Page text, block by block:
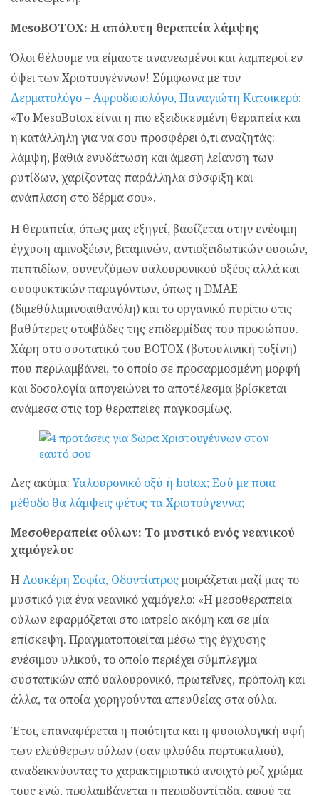
MesoBOTOX: Η απόλυτη θεραπεία λάμψης
Όλοι θέλουμε να είμαστε ανανεωμένοι και λαμπεροί εν
όψει των Χριστουγέννων! Σύμφωνα με τον
Δερματολόγο – Αφροδισιολόγο, Παναγιώτη Κατσικερό:
«Το MesoBotox είναι η πιο εξειδικευμένη θεραπεία και
η κατάλληλη για να σου προσφέρει ό,τι αναζητάς:
λάμψη, βαθιά ενυδάτωση και άμεση λείανση των
ρυτίδων, χαρίζοντας παράλληλα σύσφιξη και
ανάπλαση στο δέρμα σου».
Η θεραπεία, όπως μας εξηγεί, βασίζεται στην ενέσιμη
έγχυση αμινοξέων, βιταμινών, αντιοξειδωτικών ουσιών,
πεπτιδίων, συνενζύμων υαλουρονικού οξέος αλλά και
συσφυκτικών παραγόντων, όπως η DMAE
(διμεθύλαμινοαιθανόλη) και το οργανικό πυρίτιο στις
βαθύτερες στοιβάδες της επιδερμίδας του προσώπου.
Χάρη στο συστατικό του BOTOX (βοτουλινική τοξίνη)
που περιλαμβάνει, το οποίο σε προσαρμοσμένη μορφή
και δοσολογία απογειώνει το αποτέλεσμα βρίσκεται
ανάμεσα στις top θεραπείες παγκοσμίως.
Δες ακόμα:Υαλουρονικό οξύ ή botox; Εσύ με ποια
μέθοδο θα λάμψεις φέτος τα Χριστούγεννα;
Μεσοθεραπεία ούλων: Το μυστικό ενός νεανικού
χαμόγελου
H Λουκέρη Σοφία, Οδοντίατρος μοιράζεται μαζί μας το
μυστικό για ένα νεανικό χαμόγελο: «Η μεσοθεραπεία
ούλων εφαρμόζεται στο ιατρείο ακόμη και σε μία
επίσκεψη. Πραγματοποιείται μέσω της έγχυσης
ενέσιμου υλικού, το οποίο περιέχει σύμπλεγμα
συστατικών από υαλουρονικό, πρωτεΐνες, πρόπολη και
άλλα, τα οποία χορηγούνται απευθείας στα ούλα.
Έτσι, επαναφέρεται η ποιότητα και η φυσιολογική υφή
των ελεύθερων ούλων (σαν φλούδα πορτοκαλιού),
αναδεικνύοντας το χαρακτηριστικό ανοιχτό ροζ χρώμα
τους ενώ, προλαμβάνεται η περιοδοντίτιδα, αφού τα